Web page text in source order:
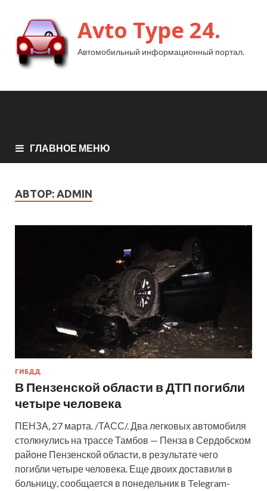
Avto Type 24.
Автомобильный информационный портал.
ГЛАВНОЕ МЕНЮ
АВТОР: ADMIN
ГИБДД
В Пензенской области в ДТП погибли
четыре человека
ПЕНЗА, 27 марта. /ТАСС/. Два легковых автомобиля
столкнулись на трассе Тамбов — Пенза в Сердобском
районе Пензенской области, в результате чего
погибли четыре человека. Еще двоих доставили в
больницу, сообщается в понедельник в Telegram-